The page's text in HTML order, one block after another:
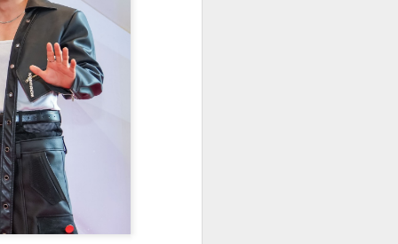
Trong tà áo dài truyền thống,
người đẹp sinh năm 2002 khoe
trọn nét đẹp thanh tú và vóc dáng
mảnh mai.